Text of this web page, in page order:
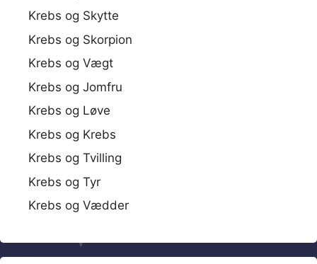
Krebs og Skytte
Krebs og Skorpion
Krebs og Vægt
Krebs og Jomfru
Krebs og Løve
Krebs og Krebs
Krebs og Tvilling
Krebs og Tyr
Krebs og Vædder